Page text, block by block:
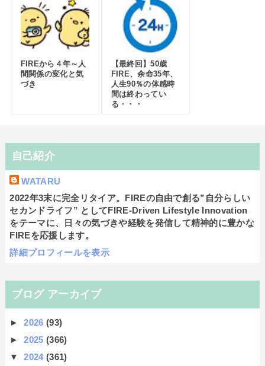
FIREから４年～人
間関係の変化と気
づき
【最終回】50歳
FIRE、余命35年、
人生90％の体感時
間は終わってい
る・・・
自己紹介
WATARU
2022年3末に完全リタイア。FIREの自由で創る”自分らしい
セカンドライフ” としてFIRE-Driven Lifestyle Innovation
をテーマに、日々の気づきや経験を発信して精神的に豊かな
FIREを応援します。
詳細プロフィールを表示
ブログ アーカイブ
►2026(93)
►2025(366)
▼2024(361)